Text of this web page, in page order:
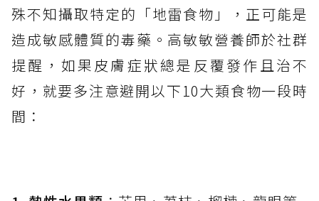
殊不知攝取特定的「地雷食物」，正可能是
造成敏感體質的毒藥。高敏敏營養師於社群
提醒，如果皮膚症狀總是反覆發作且治不
好，就要多注意避開以下10大類食物一段時
間：